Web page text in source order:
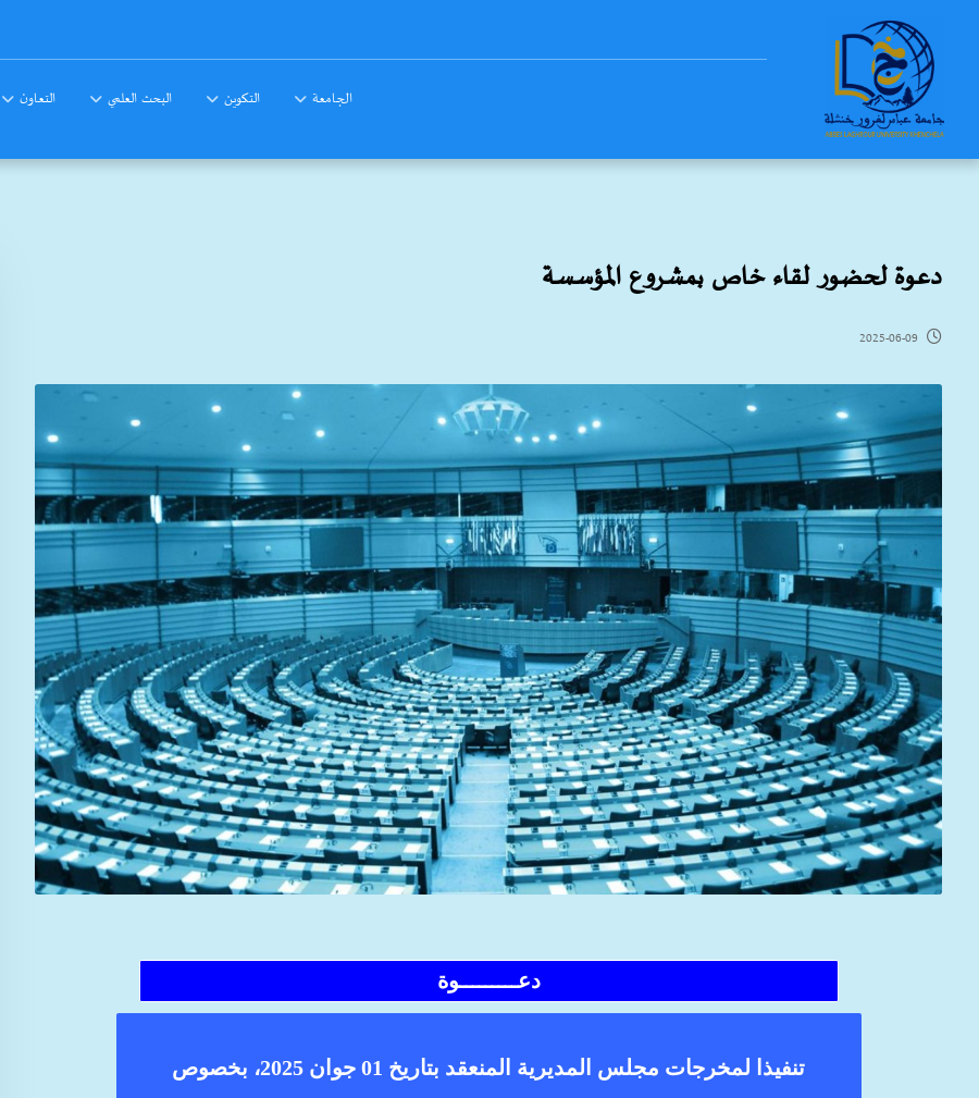
الجامعة التكوين البحث العلمي التعاون
دعوة لحضور لقاء خاص بمشروع المؤسسة‎
2025-06-09
دعـــــــــوة
تنفيذا لمخرجات مجلس المديرية المنعقد بتاريخ 01 جوان 2025، بخصوص